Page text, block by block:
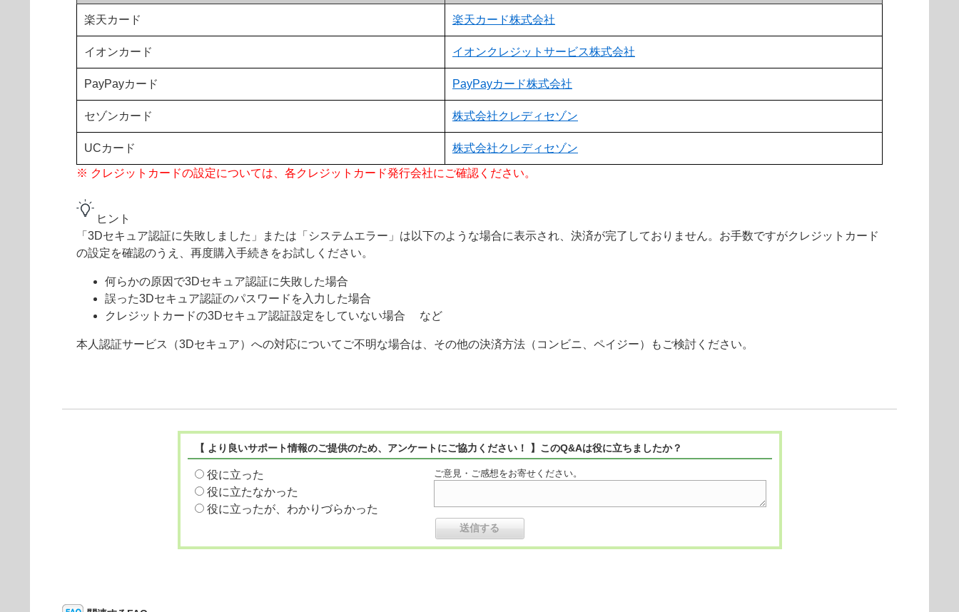
楽天カード 楽天カード株式会社
イオンカード イオンクレジットサービス株式会社
PayPayカード PayPayカード株式会社
セゾンカード 株式会社クレディセゾン
UCカード 株式会社クレディセゾン
※ クレジットカードの設定については、各クレジットカード発行会社にご確認ください。
ヒント
「3Dセキュア認証に失敗しました」または「システムエラー」は以下のような場合に表示され、決済が完了しておりません。お手数ですがクレジットカード
の設定を確認のうえ、再度購入手続きをお試しください。
何らかの原因で3Dセキュア認証に失敗した場合
誤った3Dセキュア認証のパスワードを入力した場合
クレジットカードの3Dセキュア認証設定をしていない場合 など
本人認証サービス（3Dセキュア）への対応についてご不明な場合は、その他の決済方法（コンビニ、ペイジー）もご検討ください。
【 より良いサポート情報のご提供のため、アンケートにご協力ください！ 】このQ&Aは役に立ちましたか？
役に立った
役に立たなかった
役に立ったが、わかりづらかった
ご意見・ご感想をお寄せください。